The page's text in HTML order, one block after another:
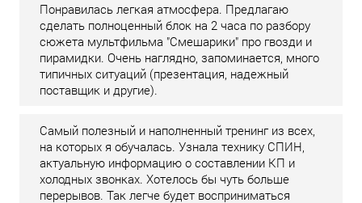
Понравилась легкая атмосфера. Предлагаю
сделать полноценный блок на 2 часа по разбору
сюжета мультфильма "Смешарики" про гвозди и
пирамидки. Очень наглядно, запоминается, много
типичных ситуаций (презентация, надежный
поставщик и другие).
Самый полезный и наполненный тренинг из всех,
на которых я обучалась. Узнала технику СПИН,
актуальную информацию о составлении КП и
холодных звонках. Хотелось бы чуть больше
перерывов. Так легче будет восприниматься